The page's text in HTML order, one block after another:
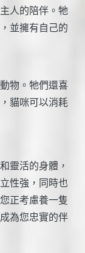
人的陪伴。牠
並擁有自己的
物。牠們還喜
貓咪可以消耗
靈活的身體，
性強，同時也
正考慮養一隻
為您忠實的伴